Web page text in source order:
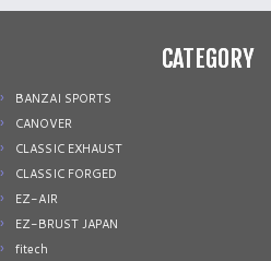
CATEGORY
BANZAI SPORTS
CANOVER
CLASSIC EXHAUST
CLASSIC FORGED
EZ-AIR
EZ-BRUST JAPAN
fitech